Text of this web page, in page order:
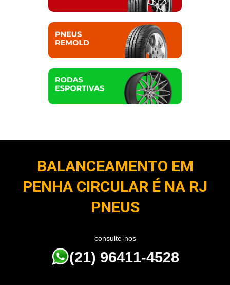
BALANCEAMENTO EM
PENHA CIRCULAR É NA RJ
PNEUS
consulte-nos
(21) 96411-4528